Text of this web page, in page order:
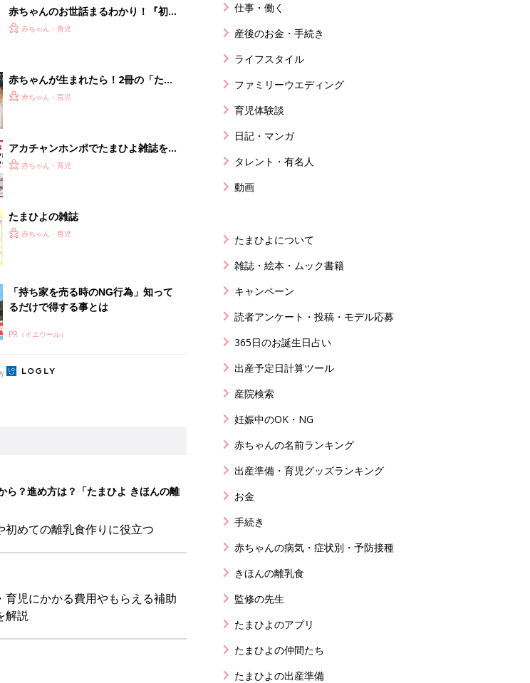
赤ちゃんのお世話まるわかり！『初め
てのひよこクラブ 夏号』〈巻頭大特
赤ちゃん・育児
赤ちゃんが生まれたら！2冊の「たま
ひよ」
赤ちゃん・育児
アカチャンホンポでたまひよ雑誌を買
うとポイント10倍【期間限定】
赤ちゃん・育児
たまひよの雑誌
赤ちゃん・育児
「持ち家を売る時のNG行為」知って
るだけで得する事とは
PR（イエウール）
ら？進め方は？「たまひよ きほんの離
初めての離乳食作りに役立つ
育児にかかる費用やもらえる補助
解説
仕事・働く
産後のお金・手続き
ライフスタイル
ファミリーウエディング
育児体験談
日記・マンガ
タレント・有名人
動画
たまひよについて
雑誌・絵本・ムック書籍
キャンペーン
読者アンケート・投稿・モデル応募
365日のお誕生日占い
出産予定日計算ツール
産院検索
妊娠中のOK・NG
赤ちゃんの名前ランキング
出産準備・育児グッズランキング
お金
手続き
赤ちゃんの病気・症状別・予防接種
きほんの離乳食
監修の先生
たまひよのアプリ
たまひよの仲間たち
たまひよの出産準備